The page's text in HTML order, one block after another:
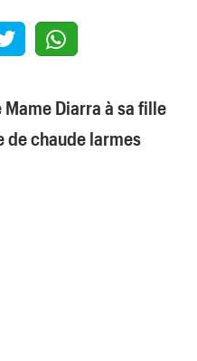
Diarra à sa fille
de chaude larmes